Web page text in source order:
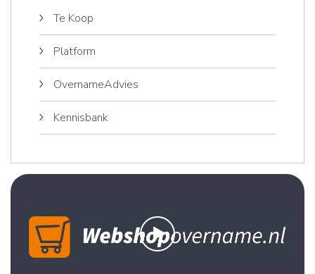
Te Koop
Platform
OvernameAdvies
Kennisbank